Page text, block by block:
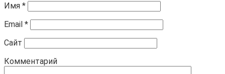
Имя *
Email *
Сайт
Комментарий